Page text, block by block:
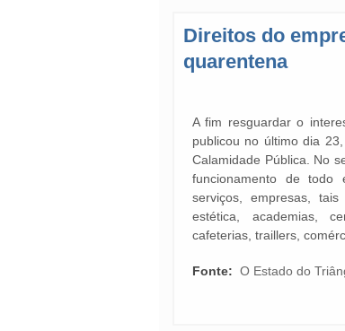
Direitos do
quarentena
A fim resguardar o
publicou no último dia
Calamidade Pública. No
funcionamento de todo
serviços, empresas,
estética, academias,
cafeterias, traillers,
Fonte: O Estado do